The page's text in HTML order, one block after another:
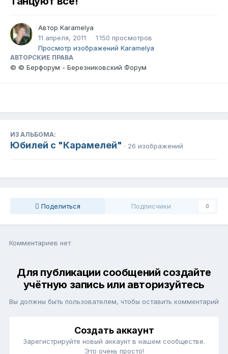
Автор Karamelya
11 апреля, 2011
1 150 просмотров
Просмотр изображений Karamelya
АВТОРСКИЕ ПРАВА
© © Берфорум - Березниковский Форум
ИЗ АЛЬБОМА:
Юбилей с "Карамелей" · 26 изображений
Поделиться Подписчики 0
Комментариев нет
Для публикации сообщений создайте
учётную запись или авторизуйтесь
Вы должны быть пользователем, чтобы оставить комментарий
Создать аккаунт
Зарегистрируйте новый аккаунт в нашем сообществе.
Это очень просто!